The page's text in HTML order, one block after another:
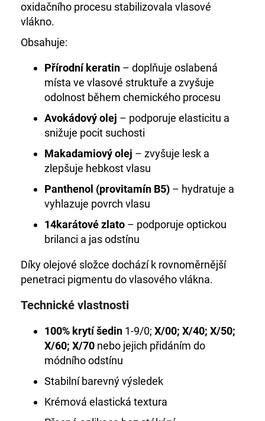
oxidačního procesu stabilizovala vlasové
vlákno.
Obsahuje:
Přírodní keratin – doplňuje oslabená
místa ve vlasové struktuře a zvyšuje
odolnost během chemického procesu
Avokádový olej – podporuje elasticitu a
snižuje pocit suchosti
Makadamiový olej – zvyšuje lesk a
zlepšuje hebkost vlasu
Panthenol (provitamín B5) – hydratuje a
vyhlazuje povrch vlasu
14karátové zlato – podporuje optickou
brilanci a jas odstínu
Díky olejové složce dochází k rovnoměrnější
penetraci pigmentu do vlasového vlákna.
Technické vlastnosti
100% krytí šedin 1-9/0; X/00; X/40; X/50;
X/60; X/70 nebo jejich přidáním do
módního odstínu
Stabilní barevný výsledek
Krémová elastická textura